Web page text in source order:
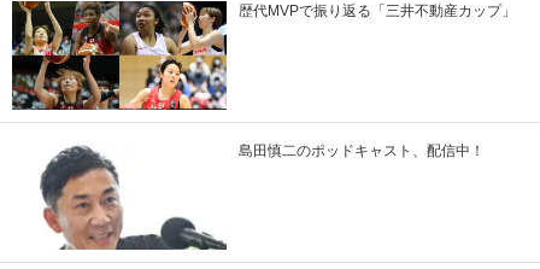
歴代MVPで振り返る「三井不動産カップ」
島田慎二のポッドキャスト、配信中！